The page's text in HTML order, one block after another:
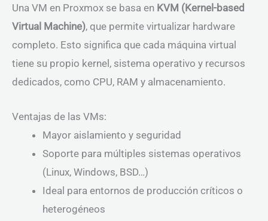
Una VM en Proxmox se basa en KVM (Kernel-based
Virtual Machine), que permite virtualizar hardware
completo. Esto significa que cada máquina virtual
tiene su propio kernel, sistema operativo y recursos
dedicados, como CPU, RAM y almacenamiento.
Ventajas de las VMs:
Mayor aislamiento y seguridad
Soporte para múltiples sistemas operativos
(Linux, Windows, BSD…)
Ideal para entornos de producción críticos o
heterogéneos